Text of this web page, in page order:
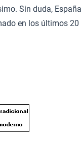
Sin duda,
en los últimos 20